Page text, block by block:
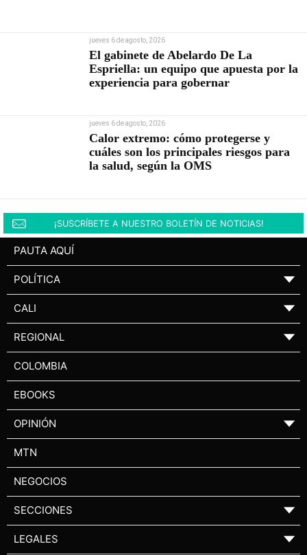
jueves 6 de agosto, 2026
El gabinete de Abelardo De La
Espriella: un equipo que apuesta por la
experiencia para gobernar
jueves 6 de agosto, 2026
Calor extremo: cómo protegerse y
cuáles son los principales riesgos para
la salud, según la OMS
¡SUSCRÍBETE A NUESTRO BOLETÍN DE NOTICIAS!
PAUTA AQUÍ
POLÍTICA ▼
CALI ▼
REGIONAL ▼
COLOMBIA
EBOOKS
OPINIÓN ▼
MTN
NEGOCIOS
SECCIONES ▼
LEGALES ▼